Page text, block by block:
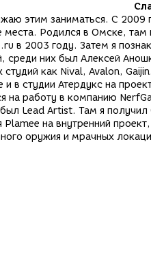
этим заниматься. С 2009
места. Родился в Омске, там
в 2003 году. Затем я
среди них был Алексей
студий как Nival, Avalon,
и в студии Атердукс на
на работу в компанию
Lead Artist. Там я
Plamee на внутренний
оружия и мрачных